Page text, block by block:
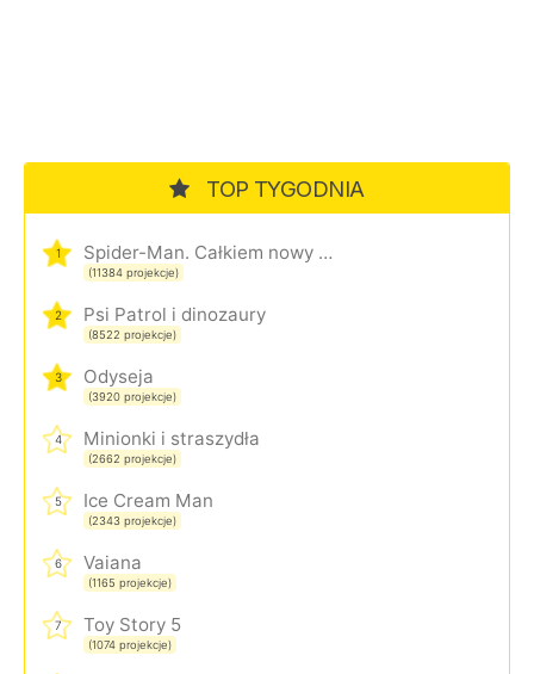
TOP TYGODNIA
1 Spider-Man. Całkiem nowy dzień
(11384 projekcje)
2 Psi Patrol i dinozaury
(8522 projekcje)
3 Odyseja
(3920 projekcje)
4 Minionki i straszydła
(2662 projekcje)
5 Ice Cream Man
(2343 projekcje)
6 Vaiana
(1165 projekcje)
7 Toy Story 5
(1074 projekcje)